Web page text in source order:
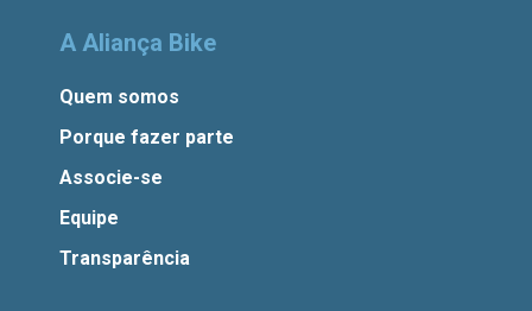
A Aliança Bike
Quem somos
Porque fazer parte
Associe-se
Equipe
Transparência